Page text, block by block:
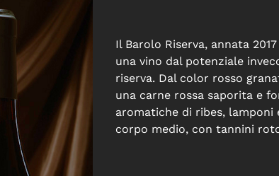
Il Barolo Riserva, annata
una vino dal potenziale
riserva. Dal color rosso
una carne rossa saporita e
aromatiche di ribes, lamponi
corpo medio, con tannini